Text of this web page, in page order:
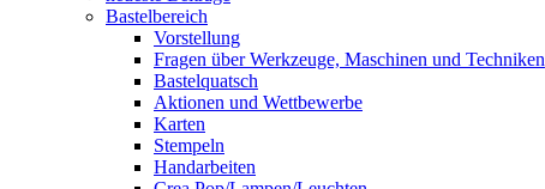
Bastelbereich
Vorstellung
Fragen über Werkzeuge, Maschinen und Techniken
Bastelquatsch
Aktionen und Wettbewerbe
Karten
Stempeln
Handarbeiten